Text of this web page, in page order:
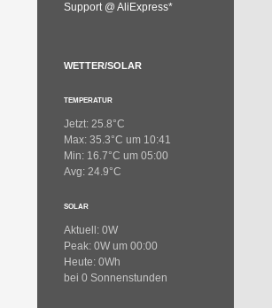
Support @ AliExpress*
WETTER/SOLAR
TEMPERATUR
Jetzt: 25.8°C
Max: 35.3°C um 10:41
Min: 16.7°C um 05:00
Avg: 24.9°C
SOLAR
Aktuell: 0W
Peak: 0W um 00:00
Heute: 0Wh
bei 0 Sonnenstunden